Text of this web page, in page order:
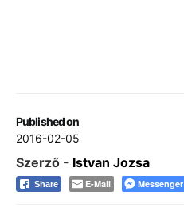
Published on
2016-02-05
Szerző - Istvan Jozsa
Share E-Mail Messenger